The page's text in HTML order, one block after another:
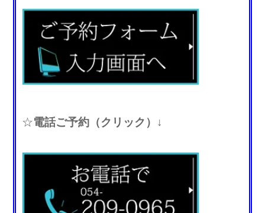
☆電話ご予約（クリック）↓